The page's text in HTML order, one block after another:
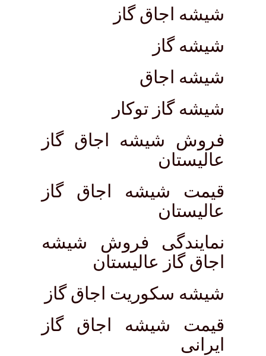
شیشه اجاق گاز
شیشه گاز
شیشه اجاق
شیشه گاز توکار
فروش شیشه اجاق گاز
عالیستان
قیمت شیشه اجاق گاز
عالیستان
نمایندگی فروش شیشه
اجاق گاز عالیستان
شیشه سکوریت اجاق گاز
قیمت شیشه اجاق گاز
ایرانی